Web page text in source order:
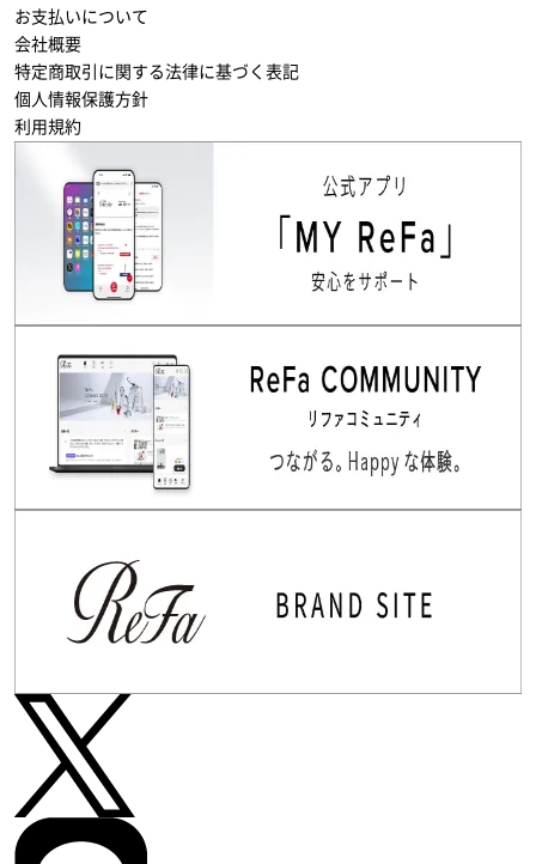
お支払いについて
会社概要
特定商取引に関する法律に基づく表記
個人情報保護方針
利用規約